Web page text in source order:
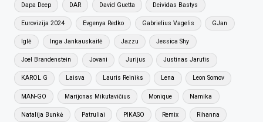
Dapa Deep DAR David Guetta Deividas Bastys
Eurovizija 2024 Evgenya Redko Gabrielius Vagelis GJan
Iglė Inga Jankauskaitė Jazzu Jessica Shy
Joel Brandenstein Jovani Jurijus Justinas Jarutis
KAROL G Laisva Lauris Reiniks Lena Leon Somov
MAN-GO Marijonas Mikutavičius Monique Namika
Natalija Bunkė Patruliai PIKASO Remix Rihanna